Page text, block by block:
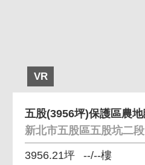
VR
新北市五股區五股坑二段
3956.21坪 --/--樓